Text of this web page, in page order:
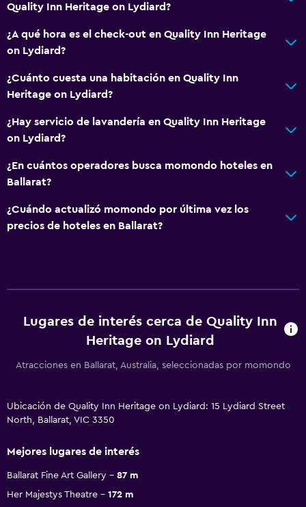
Quality Inn Heritage on Lydiard?
¿A qué hora es el check-out en Quality Inn Heritage
on Lydiard?
¿Cuánto cuesta una habitación en Quality Inn
Heritage on Lydiard?
¿Hay servicio de lavandería en Quality Inn Heritage
on Lydiard?
¿En cuántos operadores busca momondo hoteles en
Ballarat?
¿Cuándo actualizó momondo por última vez los
precios de hoteles en Ballarat?
Lugares de interés cerca de Quality Inn
Heritage on Lydiard
Atracciones en Ballarat, Australia, seleccionadas por momondo
Ubicación de Quality Inn Heritage on Lydiard: 15 Lydiard Street
North, Ballarat, VIC 3350
Mejores lugares de interés
Ballarat Fine Art Gallery
87 m
Her Majestys Theatre
172 m